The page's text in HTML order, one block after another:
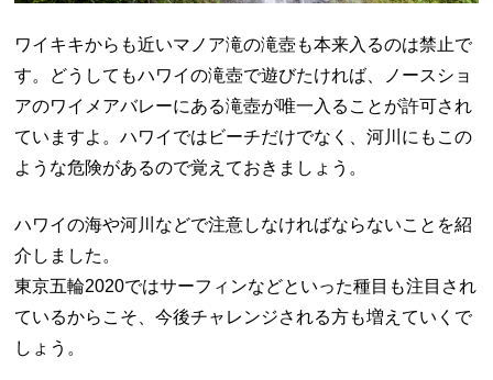
ワイキキからも近いマノア滝の滝壺も本来入るのは禁止で
す。どうしてもハワイの滝壺で遊びたければ、ノースショ
アのワイメアバレーにある滝壺が唯一入ることが許可され
ていますよ。ハワイではビーチだけでなく、河川にもこの
ような危険があるので覚えておきましょう。
ハワイの海や河川などで注意しなければならないことを紹
介しました。
東京五輪2020ではサーフィンなどといった種目も注目され
ているからこそ、今後チャレンジされる方も増えていくで
しょう。